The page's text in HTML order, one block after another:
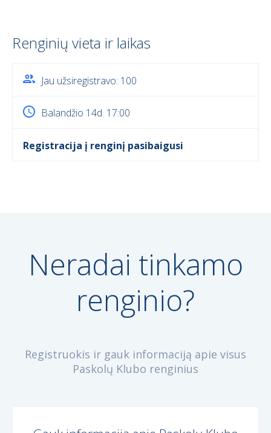
Renginių vieta ir laikas
Jau užsiregistravo: 100
Balandžio 14d. 17:00
Registracija į renginį pasibaigusi
Neradai tinkamo
renginio?
Registruokis ir gauk informaciją apie visus
Paskolų Klubo renginius